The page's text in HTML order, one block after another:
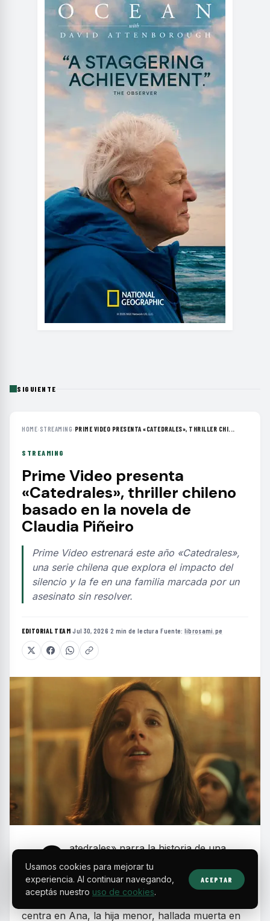
SIGUIENTE
HOME› STREAMING› PRIME VIDEO PRESENTA «CATEDRALES», THRILLER CHI...
STREAMING
Prime Video presenta
«Catedrales», thriller chileno
basado en la novela de
Claudia Piñeiro
Prime Video estrenará este año «Catedrales»,
una serie chilena que explora el impacto del
silencio y la fe en una familia marcada por un
asesinato sin resolver.
EDITORIAL TEAM·Jul 30, 2026·2 min de lectura·Fuente: librosami.pe
«C atedrales» narra la historia de una
familia chilena profundamente religiosa
que enfrenta las consecuencias de un crimen sin
resolver ocurrido décadas atrás. La tragedia se
centra en Ana, la hija menor, hallada muerta en
Usamos cookies para mejorar tu
experiencia. Al continuar navegando,
aceptás nuestro uso de cookies.
ACEPTAR